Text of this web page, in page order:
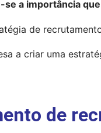
a importância
de
a criar uma
de